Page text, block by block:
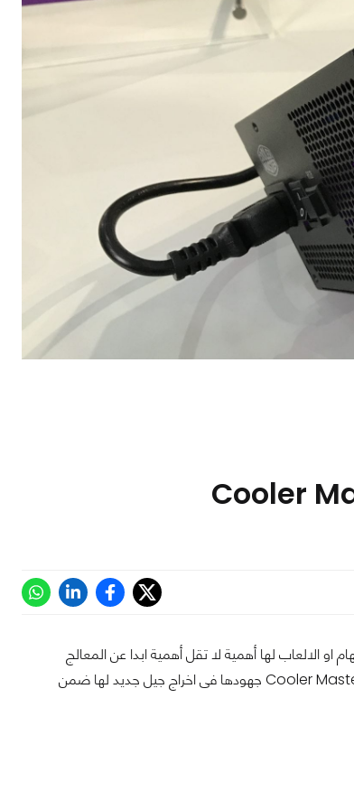
الالعاب لها أهمية لا تقل أهمية ابدا عن المعالج
المركزي او المعالج الرسومي، ببساطة بدون المزود لا يمكن لأيا من تلك القطع العمل لذا وضعت Cooler Master جهودها فى اخراج جيل جديد لها ضمن